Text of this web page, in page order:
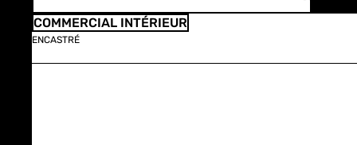
COMMERCIAL INTÉRIEUR
ENCASTRÉ